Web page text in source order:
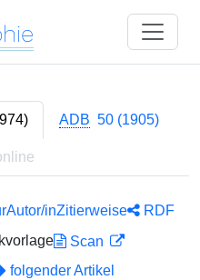
ADB 50 (1905)
Autor/inZitierweise
RDF
Scan
folgender Artikel